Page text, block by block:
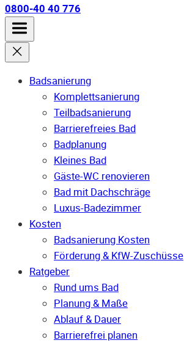
0800-40 40 776
Badsanierung
Komplettsanierung
Teilbadsanierung
Barrierefreies Bad
Badplanung
Kleines Bad
Gäste-WC renovieren
Bad mit Dachschräge
Luxus-Badezimmer
Kosten
Badsanierung Kosten
Förderung & KfW-Zuschüsse
Ratgeber
Rund ums Bad
Planung & Maße
Ablauf & Dauer
Barrierefrei planen